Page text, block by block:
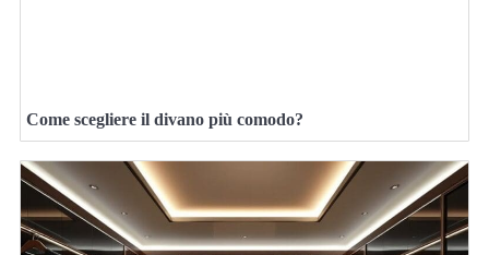
Come scegliere il divano più comodo?